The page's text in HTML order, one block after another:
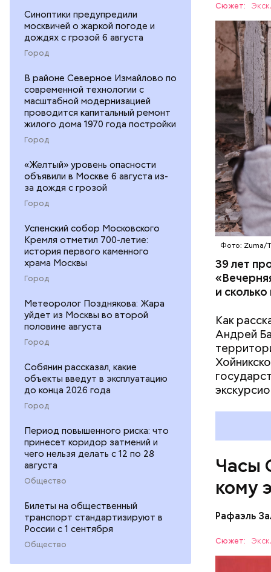
Синоптики предупредили
москвичей о жаркой погоде и
дождях с грозой 6 августа
Город
В районе Северное Измайлово по
современной технологии с
масштабной модернизацией
проводится капитальный ремонт
жилого дома 1970 года постройки
Город
«Желтый» уровень опасности
объявили в Москве 6 августа из-
за дождя с грозой
Город
Успенский собор Московского
Кремля отметил 700-летие:
история первого каменного
храма Москвы
Город
Метеоролог Позднякова: Жара
уйдет из Москвы во второй
половине августа
Город
Собянин рассказал, какие
объекты введут в эксплуатацию
до конца 2026 года
Город
Период повышенного риска: что
принесет коридор затмений и
чего нельзя делать с 12 по 28
августа
Общество
Билеты на общественный
транспорт стандартизируют в
России с 1 сентября
Общество
Сюжет:
Фото: Zuma/
39 лет
и
Как
Андрей
—
БЕЛАРУСЬ
Часы
кому
Рафаэль
Сюжет:
Их
в
ядерные
ученых-
на этой
—
его
образом,